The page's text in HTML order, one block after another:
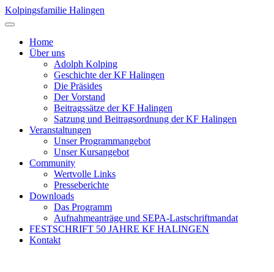
Kolpingsfamilie Halingen
Home
Über uns
Adolph Kolping
Geschichte der KF Halingen
Die Präsides
Der Vorstand
Beitragssätze der KF Halingen
Satzung und Beitragsordnung der KF Halingen
Veranstaltungen
Unser Programmangebot
Unser Kursangebot
Community
Wertvolle Links
Presseberichte
Downloads
Das Programm
Aufnahmeanträge und SEPA-Lastschriftmandat
FESTSCHRIFT 50 JAHRE KF HALINGEN
Kontakt